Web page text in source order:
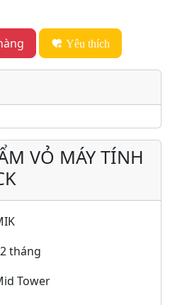
Yêu thích
VỎ MÁY TÍNH
tháng
Tower